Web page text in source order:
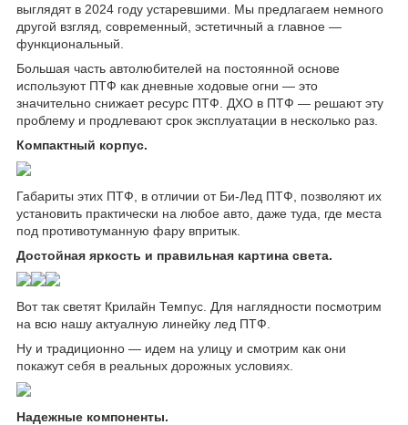
выглядят в 2024 году устаревшими. Мы предлагаем немного
другой взгляд, современный, эстетичный а главное —
функциональный.
Большая часть автолюбителей на постоянной основе
используют ПТФ как дневные ходовые огни — это
значительно снижает ресурс ПТФ. ДХО в ПТФ — решают эту
проблему и продлевают срок эксплуатации в несколько раз.
Компактный корпус.
Габариты этих ПТФ, в отличии от Би-Лед ПТФ, позволяют их
установить практически на любое авто, даже туда, где места
под противотуманную фару впритык.
Достойная яркость и правильная картина света.
Вот так светят Крилайн Темпус. Для наглядности посмотрим
на всю нашу актуалную линейку лед ПТФ.
Ну и традиционно — идем на улицу и смотрим как они
покажут себя в реальных дорожных условиях.
Надежные компоненты.